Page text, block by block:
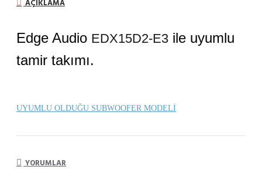
AÇIKLAMA
Edge Audio EDX15D2-E3 ile uyumlu
tamir takımı.
UYUMLU OLDUĞU SUBWOOFER MODELİ
YORUMLAR